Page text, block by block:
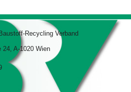
Recycling Verband
24, A-1020 Wien